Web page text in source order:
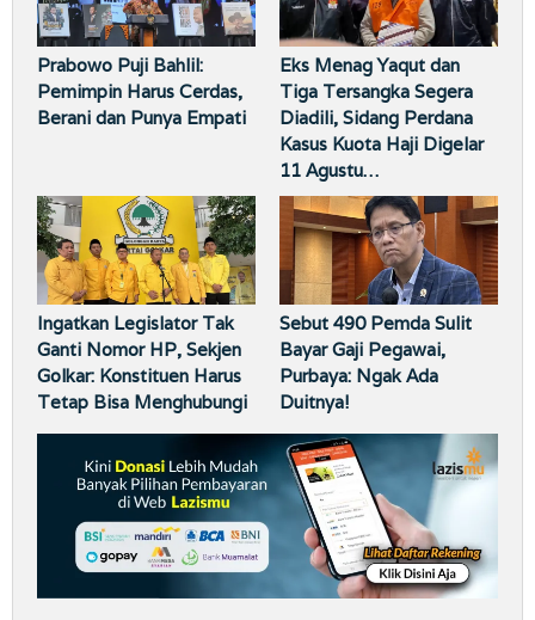
Prabowo Puji Bahlil:
Pemimpin Harus Cerdas,
Berani dan Punya Empati
Eks Menag Yaqut dan
Tiga Tersangka Segera
Diadili, Sidang Perdana
Kasus Kuota Haji Digelar
11 Agustu…
Ingatkan Legislator Tak
Ganti Nomor HP, Sekjen
Golkar: Konstituen Harus
Tetap Bisa Menghubungi
Sebut 490 Pemda Sulit
Bayar Gaji Pegawai,
Purbaya: Ngak Ada
Duitnya!